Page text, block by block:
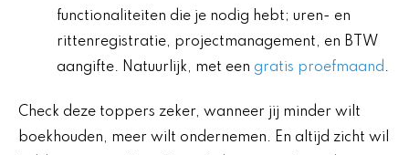
functionaliteiten die je nodig hebt; uren- en
rittenregistratie, projectmanagement, en BTW
aangifte. Natuurlijk, met een gratis proefmaand .
Check deze toppers zeker, wanneer jij minder wilt
boekhouden, meer wilt ondernemen. En altijd zicht wil